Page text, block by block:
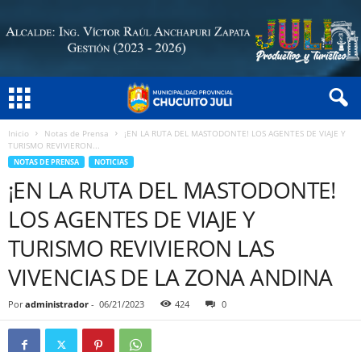
Inicio Notas de Prensa
¡EN LA RUTA DEL MASTODONTE! LOS AGENTES DE VIAJE Y
TURISMO REVIVIERON...
NOTAS DE PRENSA NOTICIAS
¡EN LA RUTA DEL MASTODONTE!
LOS AGENTES DE VIAJE Y
TURISMO REVIVIERON LAS
VIVENCIAS DE LA ZONA ANDINA
Por administrador - 06/21/2023 424 0